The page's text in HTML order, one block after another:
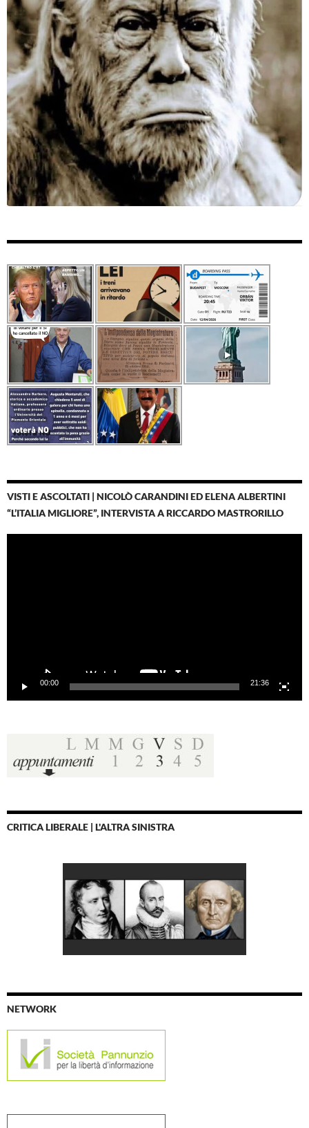
VISTI E ASCOLTATI | NICOLÒ CARANDINI ED ELENA ALBERTINI
“L’ITALIA MIGLIORE”, INTERVISTA A RICCARDO MASTRORILLO
00:00 21:36
CRITICA LIBERALE | L'ALTRA SINISTRA
NETWORK